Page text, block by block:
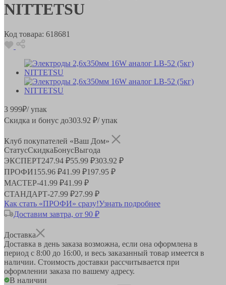
NITTETSU
Код товара: 618681
3 999₽/ упак
Скидка и бонус до303.92 ₽/ упак
Клуб покупателей «Ваш Дом»
СтатусСкидкаБонусВыгода
ЭКСПЕРТ247.94 ₽55.99 ₽303.92 ₽
ПРОФИ155.96 ₽41.99 ₽197.95 ₽
МАСТЕР-41.99 ₽41.99 ₽
СТАНДАРТ-27.99 ₽27.99 ₽
Как стать «ПРОФИ» сразу!Узнать подробнее
Доставим завтра, от 90 ₽
Доставка
Доставка в день заказа возможна, если она оформлена в
период с 8:00 до 16:00, и весь заказанный товар имеется в
наличии. Стоимость доставки рассчитывается при
оформлении заказа по вашему адресу.
В наличии